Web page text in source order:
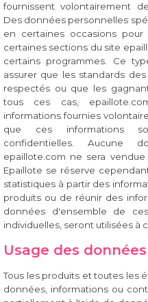
fournissent volontairement
Des données personnelles
en certaines occasions
certaines sections du site
certains programmes. Ce
assurer que les standards
respectés ou que les
tous ces cas,
informations fournies
que ces informations
confidentielles. Aucune
epaillote.com ne sera
Epaillote se réserve
statistiques à partir des
produits ou de réunir des
données d'ensemble de
individuelles, seront utilisées à
Usage des
Tous les produits et toutes les
données, informations ou